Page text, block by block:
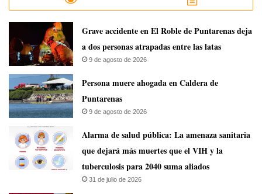
Grave accidente en El Roble de Puntarenas deja
a dos personas atrapadas entre las latas
9 de agosto de 2026
Persona muere ahogada en Caldera de
Puntarenas
9 de agosto de 2026
​Alarma de salud pública: La amenaza sanitaria
que dejará más muertes que el VIH y la
tuberculosis para 2040 suma aliados
31 de julio de 2026